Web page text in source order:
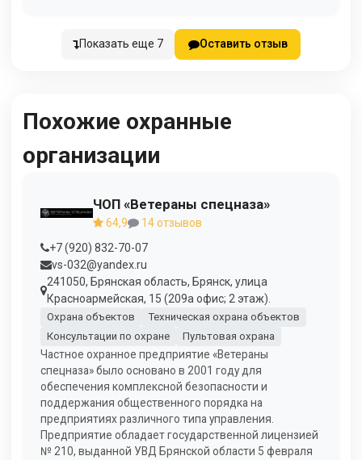
Показать еще 7 Оставить отзыв
Похожие охранные
организации
ЧОП «Ветераны спецназа»
64,9
14 отзывов
+7 (920) 832-70-07
vs-032@yandex.ru
241050, Брянская область, Брянск, улица
Красноармейская, 15 (209а офис; 2 этаж).
Охрана объектов
Техническая охрана объектов
Консультации по охране
Пультовая охрана
Частное охранное предприятие «Ветераны
спецназа» было основано в 2001 году для
обеспечения комплексной безопасности и
поддержания общественного порядка на
предприятиях различного типа управления.
Предприятие обладает государственной лицензией
№ 210, выданной УВД Брянской области 5 февраля